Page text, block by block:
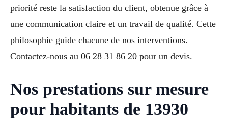
priorité reste la satisfaction du client, obtenue grâce à
une communication claire et un travail de qualité. Cette
philosophie guide chacune de nos interventions.
Contactez-nous au 06 28 31 86 20 pour un devis.
Nos prestations sur mesure
pour habitants de 13930